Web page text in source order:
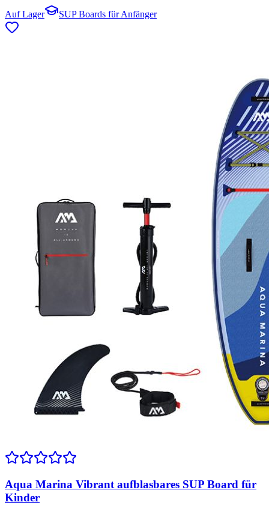
Auf Lager SUP Boards für Anfänger
Aqua Marina Vibrant aufblasbares SUP Board für
Kinder